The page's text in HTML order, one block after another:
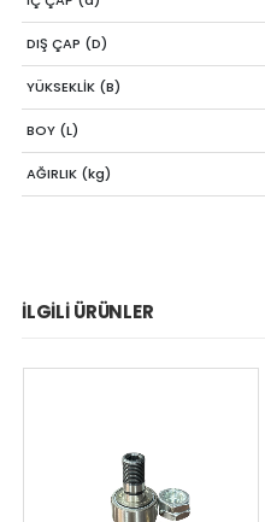
DIŞ ÇAP (D)
YÜKSEKLİK (B)
BOY (L)
AĞIRLIK (kg)
İLGILI ÜRÜNLER